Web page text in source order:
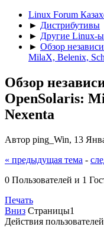
Linux Forum
► Дистрибутивы
► Другие Linux-
► Обзор
MilaX, Belenix,
Обзор
OpenSolaris:
Nexenta
Автор ping_Win, 13
« предыдущая тема -
0 Пользователей и 1
Печать
Вниз Страницы1
Действия пользователей